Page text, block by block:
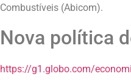
Combustíveis (Abicom).
Nova política
https://g1.globo.com/